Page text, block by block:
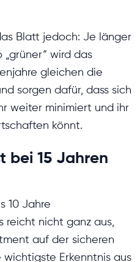
Blatt jedoch: Je länger
wird das
gleichen die
sorgen dafür, dass sich
weiter minimiert und ihr
könnt.
bei 15 Jahren
10 Jahre
reicht nicht ganz aus,
auf der sicheren
Erkenntnis aus